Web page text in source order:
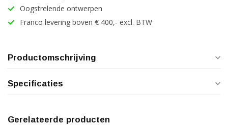
Oogstrelende ontwerpen
Franco levering boven € 400,- excl. BTW
Productomschrijving
Specificaties
Gerelateerde producten